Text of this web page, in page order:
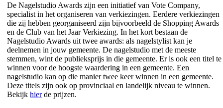
De Nagelstudio Awards zijn een initiatief van Vote Company,
specialist in het organiseren van verkiezingen. Eerdere verkiezingen
die zij hebben georganiseerd zijn bijvoorbeeld de Shopping Awards
en de Club van het Jaar Verkiezing. In het kort bestaan de
Nagelstudio Awards uit twee awards: als nagelstylist kan je
deelnemen in jouw gemeente. De nagelstudio met de meeste
stemmen, wint de publieksprijs in die gemeente. Er is ook een titel te
winnen voor de hoogste waardering in een gemeente. Een
nagelstudio kan op die manier twee keer winnen in een gemeente.
Deze titels zijn ook op provinciaal en landelijk niveau te winnen.
Bekijkhierde prijzen.